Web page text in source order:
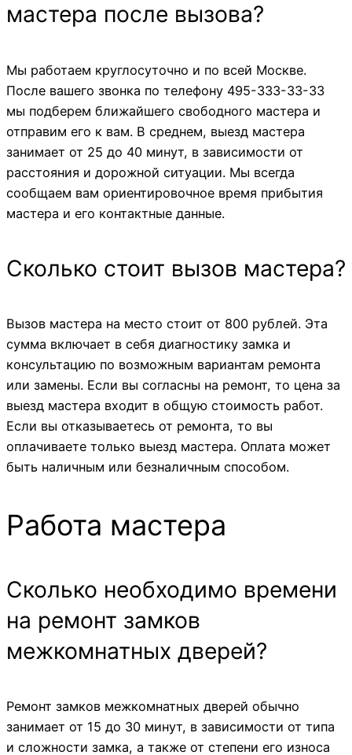
мастера после вызова?
Мы работаем круглосуточно и по всей Москве.
После вашего звонка по телефону 495-333-33-33
мы подберем ближайшего свободного мастера и
отправим его к вам. В среднем, выезд мастера
занимает от 25 до 40 минут, в зависимости от
расстояния и дорожной ситуации. Мы всегда
сообщаем вам ориентировочное время прибытия
мастера и его контактные данные.
Сколько стоит вызов мастера?
Вызов мастера на место стоит от 800 рублей. Эта
сумма включает в себя диагностику замка и
консультацию по возможным вариантам ремонта
или замены. Если вы согласны на ремонт, то цена за
выезд мастера входит в общую стоимость работ.
Если вы отказываетесь от ремонта, то вы
оплачиваете только выезд мастера. Оплата может
быть наличным или безналичным способом.
Работа мастера
Сколько необходимо времени
на ремонт замков
межкомнатных дверей?
Ремонт замков межкомнатных дверей обычно
занимает от 15 до 30 минут, в зависимости от типа
и сложности замка, а также от степени его износа